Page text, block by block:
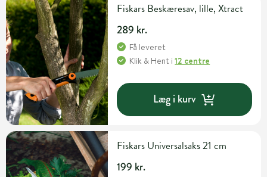
Fiskars Beskæresav, lille, Xtract
289 kr.
Få leveret
Klik & Hent i12 centre
Læg i kurv
Fiskars Universalsaks 21 cm
199 kr.